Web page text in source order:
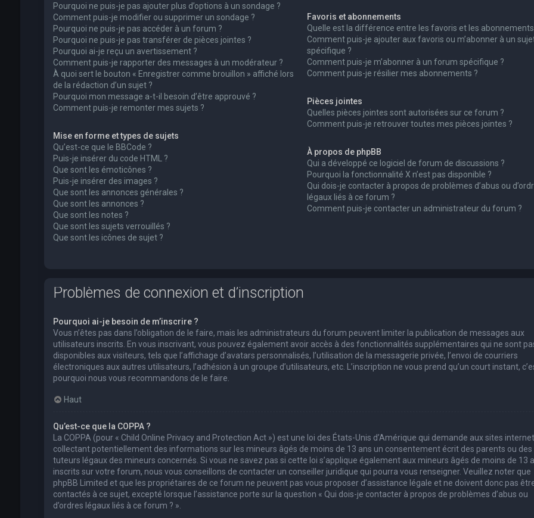
Pourquoi ne puis-je pas ajouter plus d’options à un sondage ?
Comment puis-je modifier ou supprimer un sondage ?
Pourquoi ne puis-je pas accéder à un forum ?
Pourquoi ne puis-je pas transférer de pièces jointes ?
Pourquoi ai-je reçu un avertissement ?
Comment puis-je rapporter des messages à un modérateur ?
À quoi sert le bouton « Enregistrer comme brouillon » affiché lors
de la rédaction d’un sujet ?
Pourquoi mon message a-t-il besoin d’être approuvé ?
Comment puis-je remonter mes sujets ?
Mise en forme et types de sujets
Qu’est-ce que le BBCode ?
Puis-je insérer du code HTML ?
Que sont les émoticônes ?
Puis-je insérer des images ?
Que sont les annonces générales ?
Que sont les annonces ?
Que sont les notes ?
Que sont les sujets verrouillés ?
Que sont les icônes de sujet ?
Favoris et abonnements
Quelle est la différence entre les favoris et les abonnements
Comment puis-je ajouter aux favoris ou m’abonner à un
spécifique ?
Comment puis-je m’abonner à un forum spécifique ?
Comment puis-je résilier mes abonnements ?
Pièces jointes
Quelles pièces jointes sont autorisées sur ce forum ?
Comment puis-je retrouver toutes mes pièces jointes ?
À propos de phpBB
Qui a développé ce logiciel de forum de discussions ?
Pourquoi la fonctionnalité X n’est pas disponible ?
Qui dois-je contacter à propos de problèmes d’abus ou
légaux liés à ce forum ?
Comment puis-je contacter un administrateur du forum ?
Problèmes de connexion et d’inscription
Pourquoi ai-je besoin de m’inscrire ?
Vous n’êtes pas dans l’obligation de le faire, mais les administrateurs du forum peuvent limiter la publication de messages aux
utilisateurs inscrits. En vous inscrivant, vous pouvez également avoir accès à des fonctionnalités supplémentaires qui ne sont
disponibles aux visiteurs, tels que l’affichage d’avatars personnalisés, l’utilisation de la messagerie privée, l’envoi de courriers
électroniques aux autres utilisateurs, l’adhésion à un groupe d’utilisateurs, etc. L’inscription ne vous prend qu’un court instant,
pourquoi nous vous recommandons de le faire.
Haut
Qu’est-ce que la COPPA ?
La COPPA (pour « Child Online Privacy and Protection Act ») est une loi des États-Unis d’Amérique qui demande aux sites internet
collectant potentiellement des informations sur les mineurs âgés de moins de 13 ans un consentement écrit des parents ou des
tuteurs légaux des mineurs concernés. Si vous ne savez pas si cette loi s’applique également aux mineurs âgés de moins de 13
inscrits sur votre forum, nous vous conseillons de contacter un conseiller juridique qui pourra vous renseigner. Veuillez noter que
phpBB Limited et que les propriétaires de ce forum ne peuvent pas vous proposer d’assistance légale et ne doivent donc pas
contactés à ce sujet, excepté lorsque l’assistance porte sur la question « Qui dois-je contacter à propos de problèmes d’abus ou
d’ordres légaux liés à ce forum ? ».